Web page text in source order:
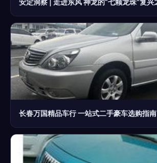
长春万国精品车行 一站式二手豪车选购指南